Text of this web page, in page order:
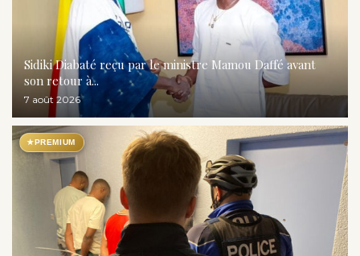
Sidiki Diabaté reçu par le ministre Mamou Daffé avant
son retour à...
7 août 2026
★PREMIUM